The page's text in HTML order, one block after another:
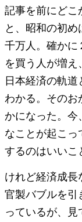
記事を前にどこ
と、昭和の初め
千万人。確かに
を買う人が増
日本経済の軌道
わかる。そのお
かになった。今
なことが起こっ
するのはいいこ
けれど経済成長
官製バブルを引
っているが、